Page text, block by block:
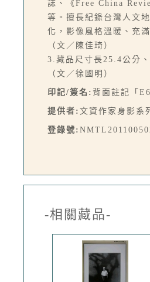
誌、《Free China
等。擅長紀錄台灣人文
化，影像風格溫暖、充
（文／陳佳琦）
3.藏品尺寸長25.4公分
（文／徐國明）
印記/簽名: 背面註記「
提供者: 文資作家身影系
登錄號:
-相關藏品-